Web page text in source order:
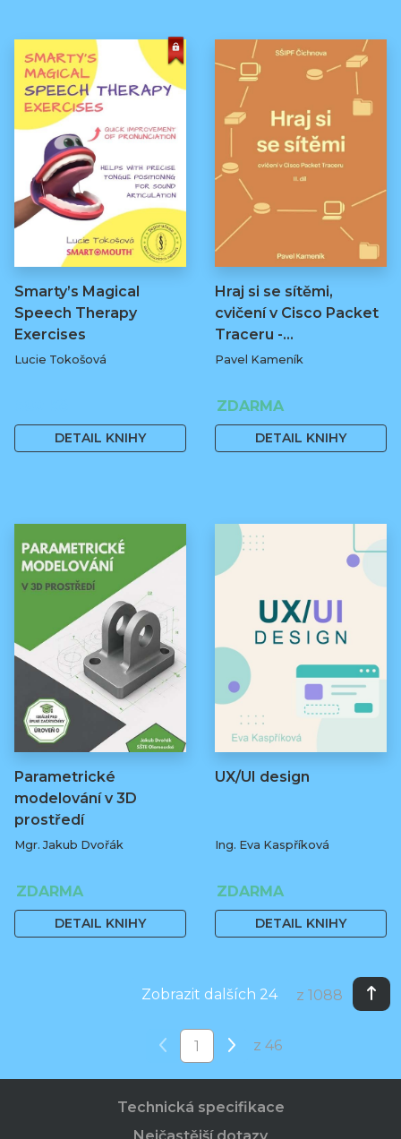
Smarty’s Magical
Speech Therapy
Exercises
Lucie Tokošová
DETAIL KNIHY
Hraj si se sítěmi,
cvičení v Cisco Packet
Traceru -…
Pavel Kameník
ZDARMA
DETAIL KNIHY
Parametrické
modelování v 3D
prostředí
Mgr. Jakub Dvořák
ZDARMA
DETAIL KNIHY
UX/UI design
Ing. Eva Kaspříková
ZDARMA
DETAIL KNIHY
Zobrazit dalších 24 z 1088
z 46
Technická specifikace
Nejčastější dotazy